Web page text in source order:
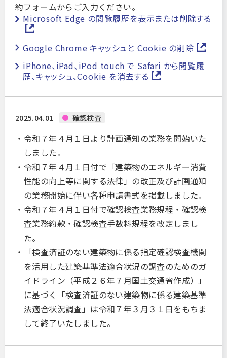
約フォームからご入力ください。
Microsoft Edge の閲覧履歴を表示または削除する
Google Chrome キャッシュと Cookie の削除
iPhone、iPad、iPod touch で Safari から閲覧履
歴、キャッシュ、Cookie を消去する
2025.04.01 確認検査
令和７年４月１日より計画通知の業務を開始いた
しました。
令和７年４月１日付で「建築物のエネルギー消費
性能の向上等に関する法律」の改正及び計画通知
の業務開始に伴い各種申請書式を掲載しました。
令和７年４月１日付で確認検査業務規程・確認検
査業務約款・確認検査手数料規程を改定しまし
た。
「検査済証のない建築物に係る指定確認検査機関
を活用した建築基準法適合状況の調査のためのガ
イドライン（平成２６年７月国土交通省作成）」
に基づく「検査済証のない建築物に係る建築基準
法適合状況調査」は令和７年３月３１日をもちま
して終了いたしました。